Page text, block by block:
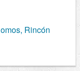
Rincón